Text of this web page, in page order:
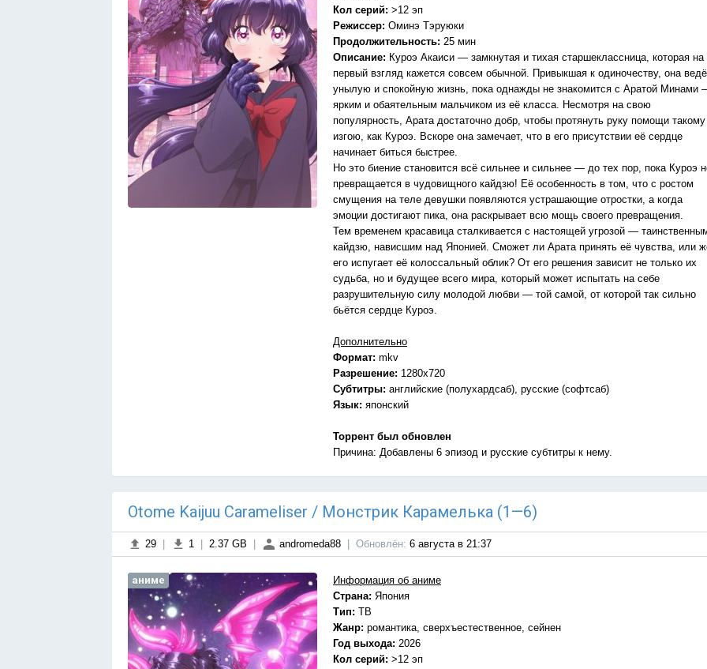
Кол серий: >12 эп
Режиссер: Оминэ Тэруюки
Продолжительность: 25 мин
Описание: Куроэ Акаиси — замкнутая и тихая старшеклассница, которая на
первый взгляд кажется совсем обычной. Привыкшая к одиночеству, она
унылую и спокойную жизнь, пока однажды не знакомится с Аратой Минами
ярким и обаятельным мальчиком из её класса. Несмотря на свою
популярность, Арата достаточно добр, чтобы протянуть руку помощи такому
изгою, как Куроэ. Вскоре она замечает, что в его присутствии её сердце
начинает биться быстрее.
Но это биение становится всё сильнее и сильнее — до тех пор, пока Куроэ
превращается в чудовищного кайдзю! Её особенность в том, что с ростом
смущения на теле девушки появляются устрашающие отростки, а когда
эмоции достигают пика, она раскрывает всю мощь своего превращения.
Тем временем красавица сталкивается с настоящей угрозой —
кайдзю, нависшим над Японией. Сможет ли Арата принять её чувства, или
его испугает её колоссальный облик? От его решения зависит не только их
судьба, но и будущее всего мира, который может испытать на себе
разрушительную силу молодой любви — той самой, от которой так сильно
бьётся сердце Куроэ.
Дополнительно
Формат: mkv
Разрешение: 1280x720
Субтитры: английские (полухардсаб), русские (софтсаб)
Язык: японский
Торрент был обновлен
Причина: Добавлены 6 эпизод и русские субтитры к нему.
Otome Kaijuu Carameliser / Монстрик Карамелька (1—6)
29 1 2.37 GB andromeda88 Обновлён: 6 августа в 21:37
аниме
Информация об аниме
Страна: Япония
Тип: ТВ
Жанр: романтика, сверхъестественное, сейнен
Год выхода: 2026
Кол серий: >12 эп